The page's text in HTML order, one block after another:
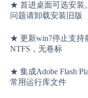
★ 首进桌面可选安装
问题请卸载安装旧版
★ 更新win7停止支持
NTFS，无卷标
★ 集成Adobe Flash
常用运行库文件